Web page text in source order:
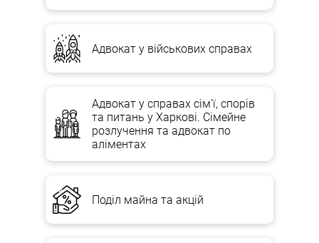
Адвокат у військових справах
Адвокат у справах сім'ї, спорів
та питань у Харкові. Сімейне
розлучення та адвокат по
аліментах
Поділ майна та акцій